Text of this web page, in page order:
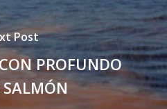
Post
PROFUNDO